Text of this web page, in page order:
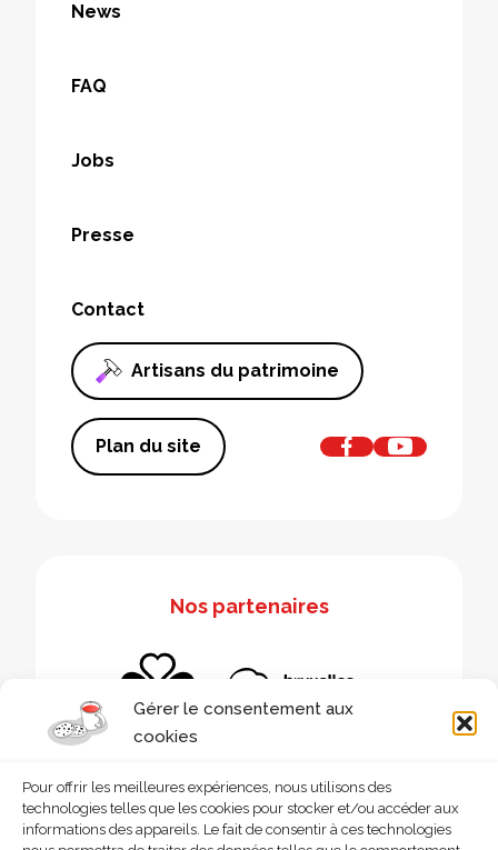
Gérer le consentement aux
cookies
Pour offrir les meilleures expériences, nous utilisons des
technologies telles que les cookies pour stocker et/ou accéder aux
informations des appareils. Le fait de consentir à ces technologies
News
FAQ
Jobs
Presse
Contact
Artisans du patrimoine
Plan du site
Nos partenaires